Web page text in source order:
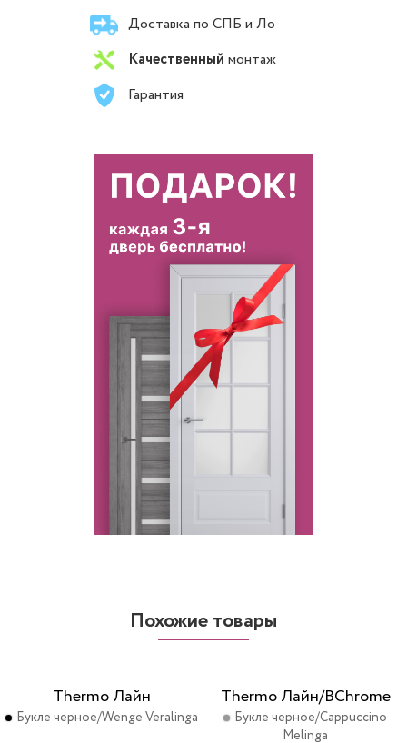
Доставка по СПБ и Ло
Качественный монтаж
Гарантия
Похожие товары
Thermo Лайн
Букле черное/Wenge Veralinga
Thermo Лайн/BChrome
Букле черное/Cappuccino
Melinga